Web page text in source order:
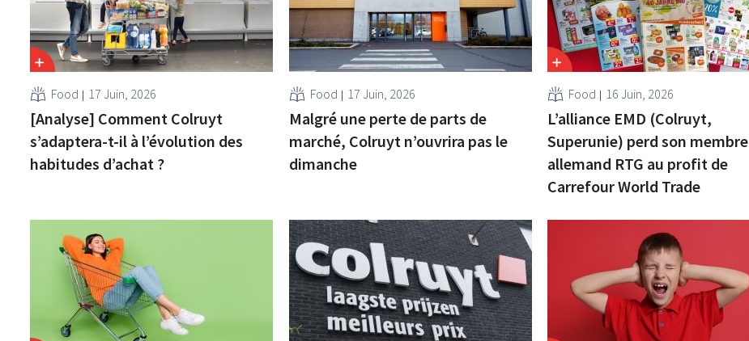
Food 17 Juin, 2026
[Analyse] Comment Colruyt
s’adaptera-t-il à l’évolution des
habitudes d’achat ?
Food 17 Juin, 2026
Malgré une perte de parts de
marché, Colruyt n’ouvrira pas le
dimanche
Food 16 Juin, 2026
L’alliance EMD (Colruyt,
Superunie) perd son membre
allemand RTG au profit de
Carrefour World Trade